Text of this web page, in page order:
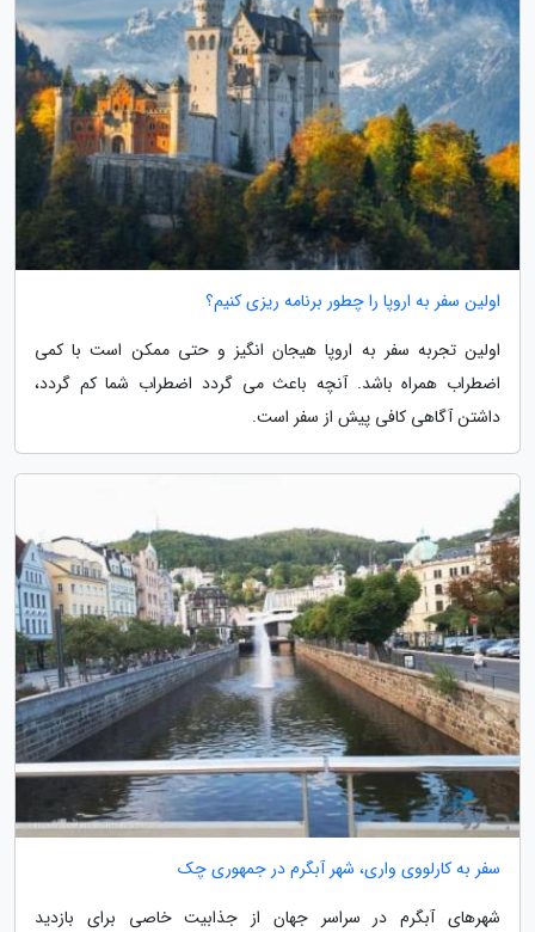
اولین سفر به اروپا را چطور برنامه ریزی کنیم؟
اولین تجربه سفر به اروپا هیجان انگیز و حتی ممکن است با کمی
اضطراب همراه باشد. آنچه باعث می گردد اضطراب شما کم گردد،
داشتن آگاهی کافی پیش از سفر است.
سفر به کارلووی واری، شهر آبگرم در جمهوری چک
شهرهای آبگرم در سراسر جهان از جذابیت خاصی برای بازدید